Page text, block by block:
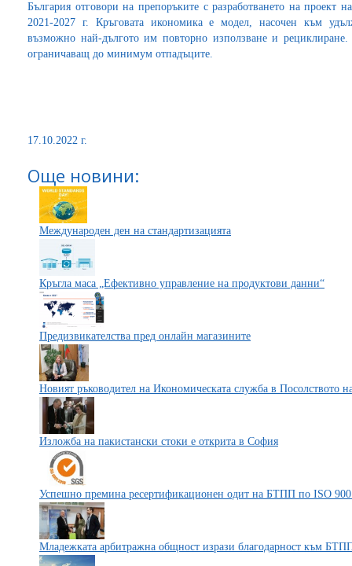
България отговори на препоръките с разработването на проект
2021-2027 г. Кръговата икономика е модел, насочен към
възможно най-дългото им повторно използване и
ограничаващ до минимум отпадъците.
17.10.2022 г.
Още новини:
Международен ден на стандартизацията
Кръгла маса „Ефективно управление на продуктови данни“
Предизвикателства пред онлайн магазините
Новият ръководител на Икономическата служба в Посолството
Изложба на пакистански стоки e открита в София
Успешно премина ресертификационен одит на БТПП по ISO
Младежката арбитражна общност изрази благодарност към